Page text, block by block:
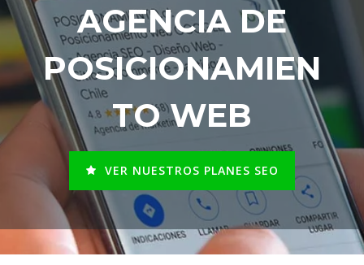
AGENCIA DE
POSICIONAMIEN
TO WEB
VER NUESTROS PLANES SEO